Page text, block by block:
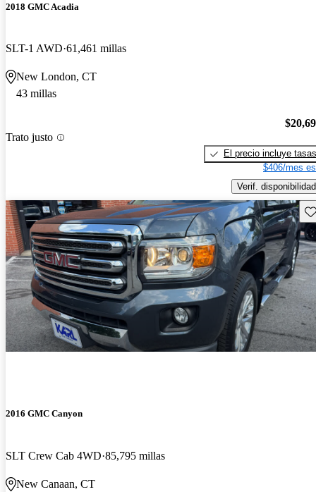
2018 GMC Acadia
SLT-1 AWD 61,461 millas
New London, CT
43 millas
Trato justo
El precio incluye tasas
$406/mes
Verif. disponibilidad
2016 GMC Canyon
SLT Crew Cab 4WD 85,795 millas
New Canaan, CT